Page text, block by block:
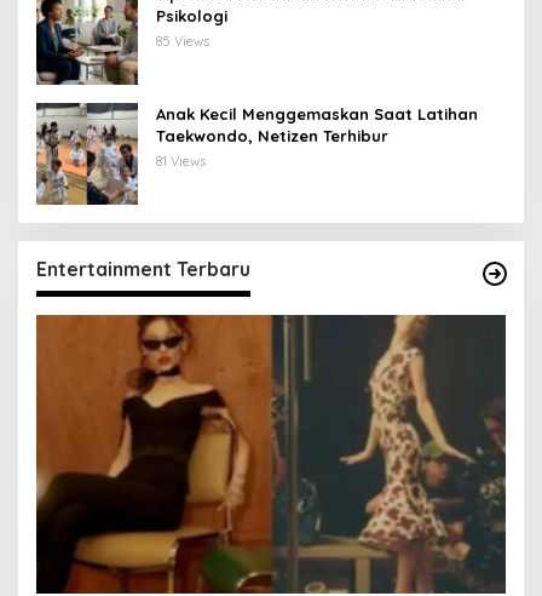
Psikologi
85 Views
Anak Kecil Menggemaskan Saat Latihan
Taekwondo, Netizen Terhibur
81 Views
Entertainment Terbaru